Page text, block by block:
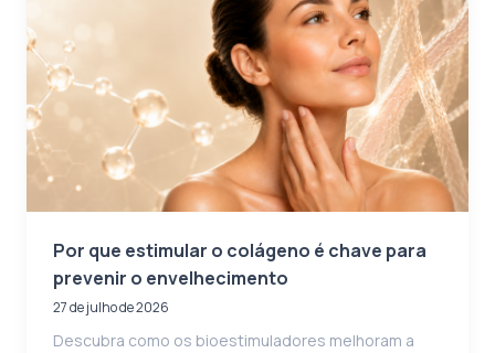
Por que estimular o colágeno é chave para
prevenir o envelhecimento
27 de julho de 2026
Descubra como os bioestimuladores melhoram a